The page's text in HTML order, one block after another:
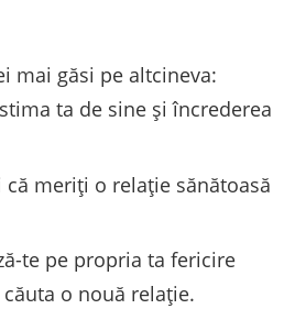
mai găsi pe altcineva:
ta de sine și încrederea
meriți o relație sănătoasă
te pe propria ta fericire
o nouă relație.